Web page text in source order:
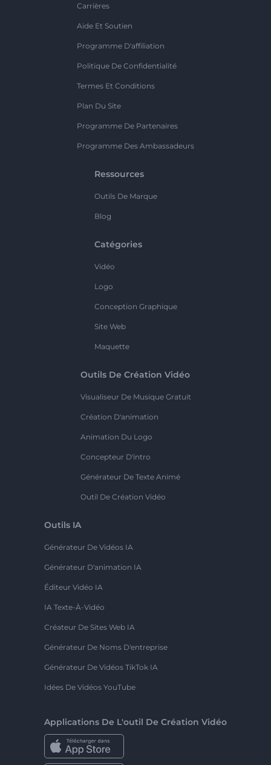
Carrières
Aide Et Soutien
Programme D'affiliation
Politique De Confidentialité
Termes Et Conditions
Plan Du Site
Programme De Partenaires
Programme Des Ambassadeurs
Ressources
Outils De Marque
Blog
Catégories
Vidéo
Logo
Conception Graphique
Site Web
Maquette
Outils De Création Vidéo
Visualiseur De Musique Gratuit
Création D'animation
Animation Du Logo
Concepteur D'intro
Générateur De Texte Animé
Outil De Création Vidéo
Outils IA
Générateur De Vidéos IA
Générateur D'animation IA
Éditeur Vidéo IA
IA Texte-À-Vidéo
Créateur De Sites Web IA
Générateur De Noms D'entreprise
Générateur De Vidéos TikTok IA
Idées De Vidéos YouTube
Applications De L'outil De Création Vidéo